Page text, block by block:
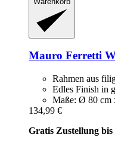
Mauro Ferretti
Rahmen aus
Edles Finish in
Maße: Ø 80 cm
134,99 €
Gratis Zustellung bis